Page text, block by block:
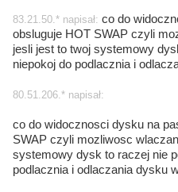
83.21.50.* napisał: co do
obsluguje HOT SWAP czyli
jesli jest to twoj systemowy
niepokoj do podlacznia i
80.51.206.* napisał:
co do widocznosci dysku na
SWAP czyli mozliwosc
systemowy dysk to raczej nie
podlacznia i odlaczania dysku